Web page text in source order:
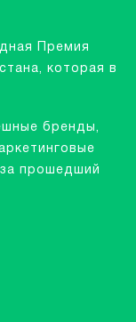
Премия
которая в
бренды,
прошедший